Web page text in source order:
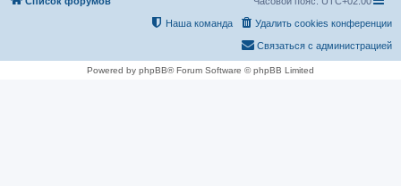
Удалить cookies конференции
Наша команда
Связаться с администрацией
Powered by phpBB® Forum Software © phpBB Limited